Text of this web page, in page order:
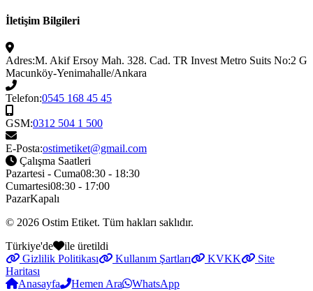
İletişim Bilgileri
Adres:M. Akif Ersoy Mah. 328. Cad. TR Invest Metro Suits No:2 G
Macunköy-Yenimahalle/Ankara
Telefon:0545 168 45 45
GSM:0312 504 1 500
E-Posta:ostimetiket@gmail.com
Çalışma Saatleri
Pazartesi - Cuma08:30 - 18:30
Cumartesi08:30 - 17:00
PazarKapalı
© 2026 Ostim Etiket. Tüm hakları saklıdır.
Türkiye'de
ile üretildi
Gizlilik Politikası
Kullanım Şartları KVKK
Site
Haritası
Anasayfa
Hemen Ara WhatsApp